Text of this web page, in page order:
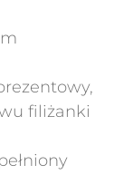
filiżanki